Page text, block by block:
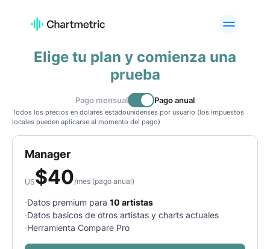
PRODUCTO
Analíticas de Artistas
Analíticas de Listas de
Reproducción
Análisis de Canciones
Analíticas de Curadores Gráficos
Herramientas de A&R
personalizados
PLATAFORMAS
Spotify
YouTube
TikTok
Elige tu plan y comienza una
prueba
Pago mensual Pago anual
Todos los precios en dolares estadounidenses por usuario (los impuestos
locales pueden aplicarse al momento del pago)
Manager
US$40/mes (pago anual)
·Datos premium para 10 artistas
·Datos basicos de otros artistas y charts actuales
·Herramienta Compare Pro